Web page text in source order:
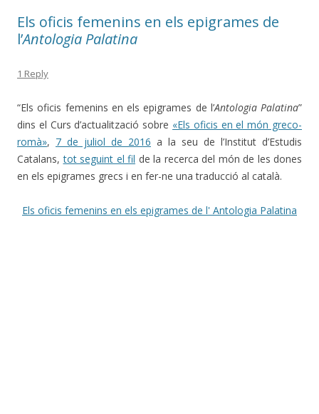
Els oficis femenins en els epigrames de
l’Antologia Palatina
1 Reply
“Els oficis femenins en els epigrames de l’Antologia Palatina”
dins el Curs d’actualització sobre «Els oficis en el món greco-
romà», 7 de juliol de 2016 a la seu de l’Institut d’Estudis
Catalans,tot seguint el fil de la recerca del món de les dones
en els epigrames grecs i en fer-ne una traducció al català.
Els oficis femenins en els epigrames de l' Antologia Palatina